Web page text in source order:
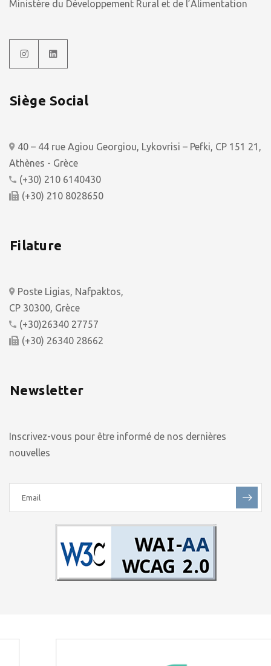
Ministère du Développement Rural et de l’Alimentation
Siège Social
40 – 44 rue Agiou Georgiou, Lykovrisi – Pefki, CP 151 21,
Athènes - Grèce
(+30) 210 6140430
(+30) 210 8028650
Filature
Poste Ligias, Nafpaktos,
CP 30300, Grèce
(+30)26340 27757
(+30) 26340 28662
Newsletter
Inscrivez-vous pour être informé de nos dernières
nouvelles